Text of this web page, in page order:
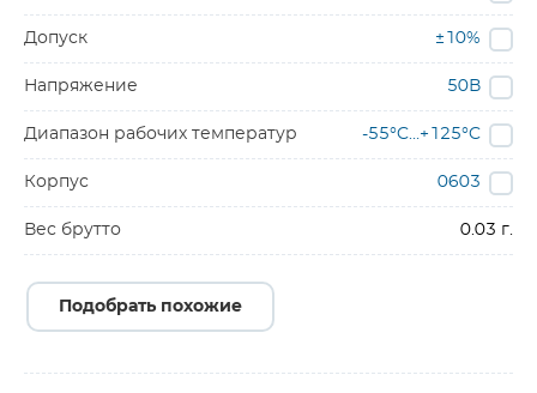
Допуск ±10%
Напряжение 50В
Диапазон рабочих температур -55°C…+125°C
Корпус 0603
Вес брутто 0.03 г.
Подобрать похожие